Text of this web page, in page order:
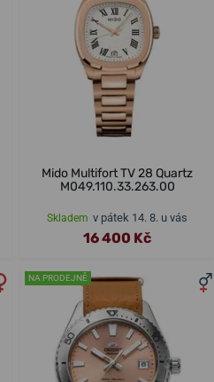
Mido Multifort TV 28 Quartz
M049.110.33.263.00
Skladem v pátek 14. 8. u vás
16 400 Kč
NA PRODEJNĚ